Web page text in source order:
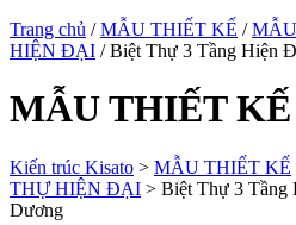
Trang chủ /MẪU THIẾT KẾ /
HIỆN ĐẠI / Biệt Thự 3 Tầng Hiện
MẪU THIẾT KẾ
Kiến trúc Kisato > MẪU THIẾT KẾ
THỰ HIỆN ĐẠI > Biệt Thự 3 Tầng
Dương